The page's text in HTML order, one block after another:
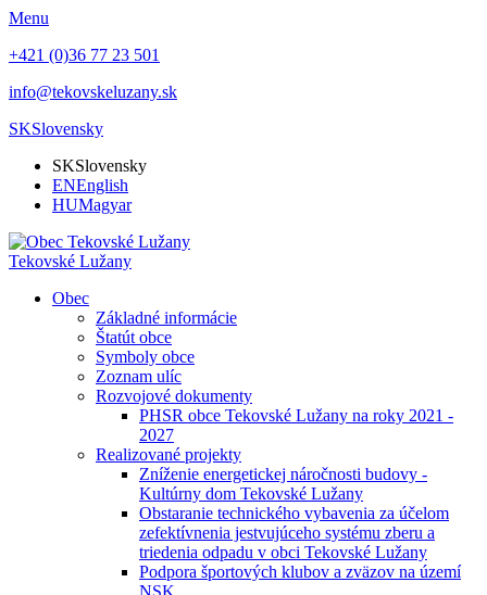
Menu
+421 (0)36 77 23 501
info@tekovskeluzany.sk
SKSlovensky
SKSlovensky
ENEnglish
HUMagyar
Tekovské Lužany
Obec
Základné informácie
Štatút obce
Symboly obce
Zoznam ulíc
Rozvojové dokumenty
PHSR obce Tekovské Lužany na roky 2021 -
2027
Realizované projekty
Zníženie energetickej náročnosti budovy -
Kultúrny dom Tekovské Lužany
Obstaranie technického vybavenia za účelom
zefektívnenia jestvujúceho systému zberu a
triedenia odpadu v obci Tekovské Lužany
Podpora športových klubov a zväzov na území
NSK